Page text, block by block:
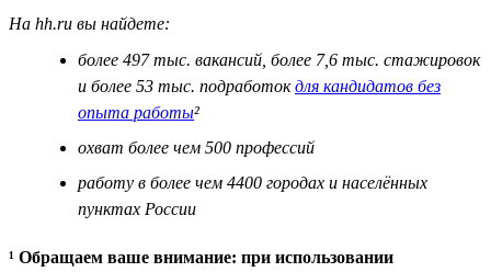
На hh.ru вы найдете:
более 497 тыс. вакансий, более 7,6 тыс. стажировок
и более 53 тыс. подработокдля кандидатов без
опыта работы²
охват более чем 500 профессий
работу в более чем 4400 городах и населённых
пунктах России
¹ Обращаем ваше внимание: при использовании